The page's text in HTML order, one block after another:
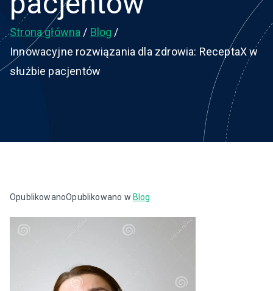
Strona główna
Blog
Innowacyjne rozwiązania dla zdrowia: ReceptaX w
służbie pacjentów
OpublikowanoOpublikowano w Blog